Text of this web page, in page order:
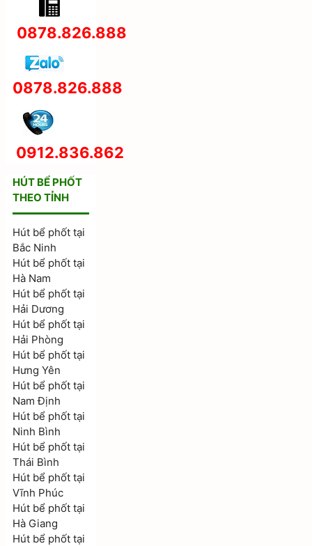
0878.826.888
0878.826.888
0912.836.862
HÚT BỂ PHỐT
THEO TỈNH
Hút bể phốt tại
Bắc Ninh
Hút bể phốt tại
Hà Nam
Hút bể phốt tại
Hải Dương
Hút bể phốt tại
Hải Phòng
Hút bể phốt tại
Hưng Yên
Hút bể phốt tại
Nam Định
Hút bể phốt tại
Ninh Bình
Hút bể phốt tại
Thái Bình
Hút bể phốt tại
Vĩnh Phúc
Hút bể phốt tại
Hà Giang
Hút bể phốt tại